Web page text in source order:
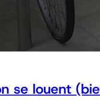
se louent